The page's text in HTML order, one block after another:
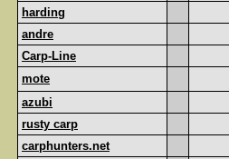
harding
andre
Carp-Line
mote
azubi
rusty carp
carphunters.net